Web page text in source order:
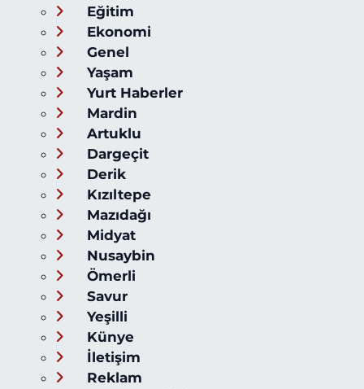
Eğitim
Ekonomi
Genel
Yaşam
Yurt Haberler
Mardin
Artuklu
Dargeçit
Derik
Kızıltepe
Mazıdağı
Midyat
Nusaybin
Ömerli
Savur
Yeşilli
Künye
İletişim
Reklam